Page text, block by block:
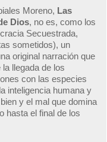
Moreno, Las
Dios, no es, como los
Secuestrada,
sometidos), un
original narración que
llegada de los
con las especies
inteligencia humana y
y el mal que domina
hasta el final de los